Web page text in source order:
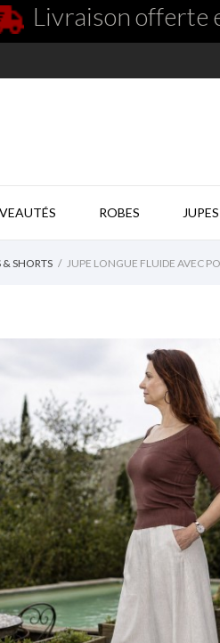
Livraison offerte
ROBES JUPES
& SHORTS JUPE LONGUE FLUIDE AVEC